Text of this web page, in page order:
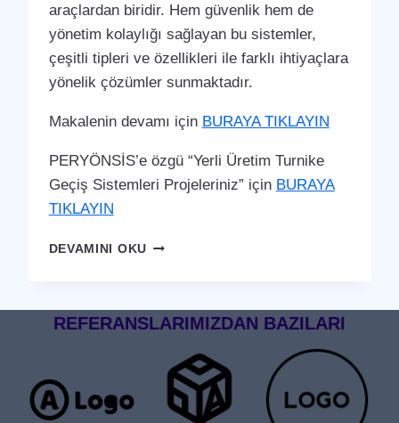
araçlardan biridir. Hem güvenlik hem de
yönetim kolaylığı sağlayan bu sistemler,
çeşitli tipleri ve özellikleri ile farklı ihtiyaçlara
yönelik çözümler sunmaktadır.
Makalenin devamı için BURAYA TIKLAYIN
PERYÖNSİS’e özgü “Yerli Üretim Turnike
Geçiş Sistemleri Projeleriniz” için BURAYA
TIKLAYIN
DEVAMINI OKUÇELEBI
REFERANSLARIMIZDAN BAZILARI